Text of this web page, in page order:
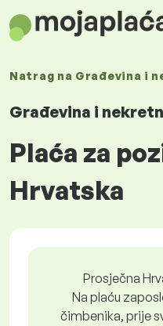
Natrag na Građevina i
Građevina i
Plaća za
Hrvatska
Prosječna
Na plaću
čimbenika, prije